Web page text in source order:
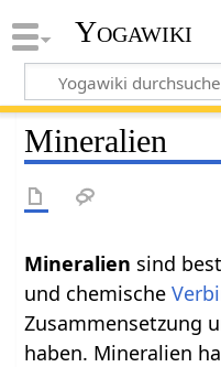
Yogawiki
Mineralien
sind
und chemische
Zusammensetzung
haben. Mineralien